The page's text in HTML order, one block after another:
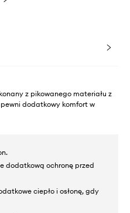
z pikowanego materiału z
dodatkowy komfort w
dodatkową ochronę przed
ciepło i osłonę, gdy